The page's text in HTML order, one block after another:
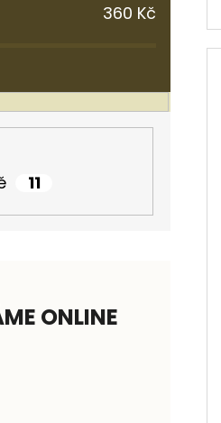
360 Kč
11
ONLINE